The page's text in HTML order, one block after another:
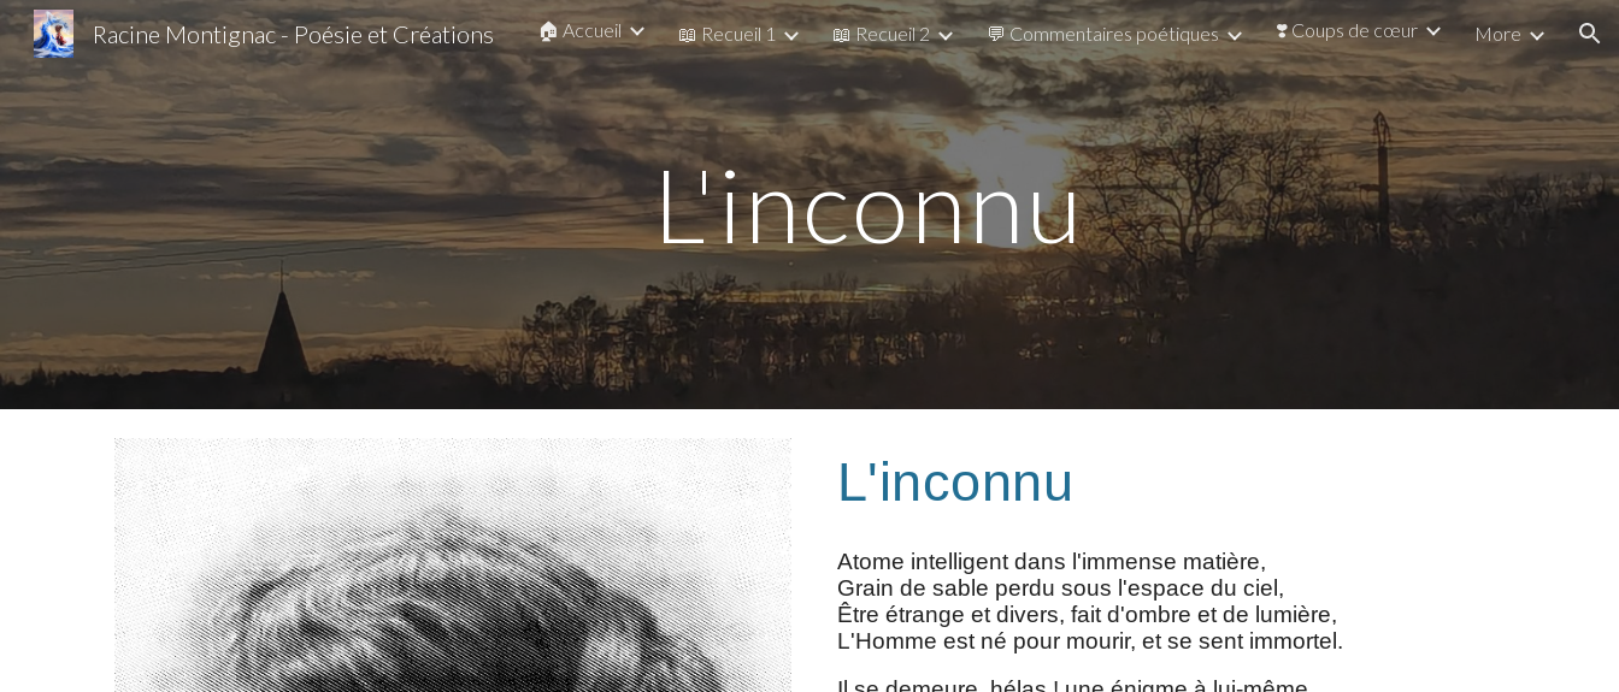
Skip to main content Skip to navigation
Racine Montignac - Poésie et Créations 🏠 Accueil 📖 Recueil 1 📖 Recueil 2 💬 Commentaires poétiques ❣️ Coups de cœur More
L'inconnu
L'inconnu
Atome intelligent dans l'immense matière,
Grain de sable perdu sous l'espace du ciel,
Être étrange et divers, fait d'ombre et de lumière,
L'Homme est né pour mourir, et se sent immortel.